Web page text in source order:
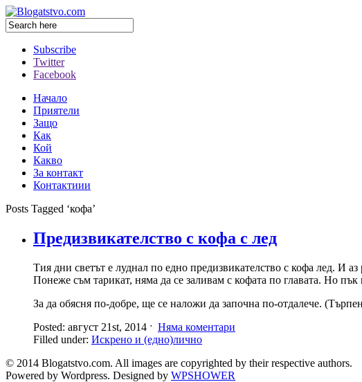
Subscribe
Twitter
Facebook
Начало
Приятели
Защо
Как
Кой
Какво
За контакт
Контактиии
Posts Tagged ‘кофа’
Предизвикателство с кофа с лед
Тия дни светът е луднал по едно предизвикателство с кофа лед.
Понеже съм тарикат, няма да се заливам с кофата по главата. Но
За да обясня по-добре, ще се наложи да започна по-отдалече.
Posted: август 21st, 2014 ˑ Няма коментари
Filled under: Искрено и (едно)лично
© 2014 Blogatstvo.com. All images are copyrighted by their respective authors.
Powered by Wordpress. Designed by WPSHOWER